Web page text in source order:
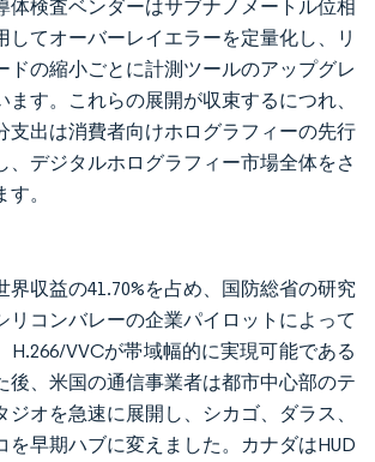
体検査ベンダーはサブナノメートル位相
してオーバーレイエラーを定量化し、リ
ドの縮小ごとに計測ツールのアップグレ
ます。これらの展開が収束するにつれ、
支出は消費者向けホログラフィーの先行
、デジタルホログラフィー市場全体をさ
。
界収益の41.70%を占め、国防総省の研究
リコンバレーの企業パイロットによって
H.266/VVCが帯域幅的に実現可能である
後、米国の通信事業者は都市中心部のテ
ジオを急速に展開し、シカゴ、ダラス、
を早期ハブに変えました。カナダはHUD